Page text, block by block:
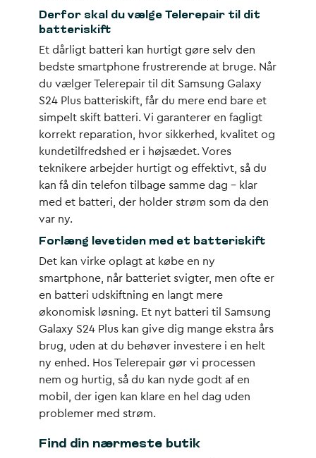
Derfor skal du vælge Telerepair til dit
batteriskift
Et dårligt batteri kan hurtigt gøre selv den
bedste smartphone frustrerende at bruge. Når
du vælger Telerepair til dit Samsung Galaxy
S24 Plus batteriskift, får du mere end bare et
simpelt skift batteri. Vi garanterer en fagligt
korrekt reparation, hvor sikkerhed, kvalitet og
kundetilfredshed er i højsædet. Vores
teknikere arbejder hurtigt og effektivt, så du
kan få din telefon tilbage samme dag – klar
med et batteri, der holder strøm som da den
var ny.
Forlæng levetiden med et batteriskift
Det kan virke oplagt at købe en ny
smartphone, når batteriet svigter, men ofte er
en batteri udskiftning en langt mere
økonomisk løsning. Et nyt batteri til Samsung
Galaxy S24 Plus kan give dig mange ekstra års
brug, uden at du behøver investere i en helt
ny enhed. Hos Telerepair gør vi processen
nem og hurtig, så du kan nyde godt af en
mobil, der igen kan klare en hel dag uden
problemer med strøm.
Find din nærmeste butik